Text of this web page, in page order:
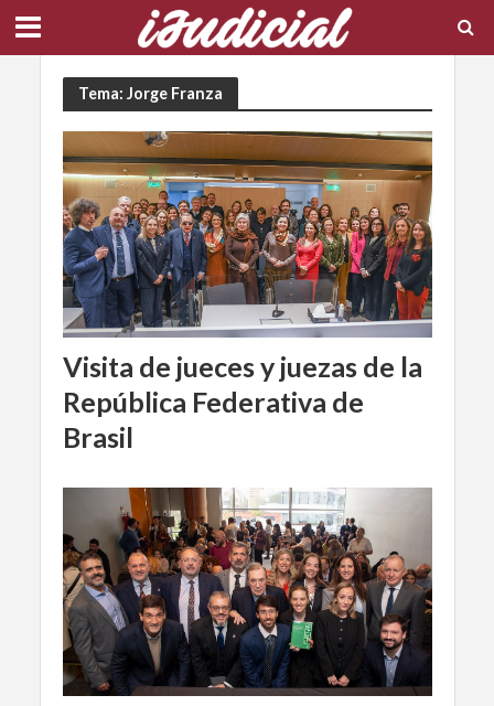
Tema: Jorge Franza
Visita de jueces y juezas de la
República Federativa de
Brasil